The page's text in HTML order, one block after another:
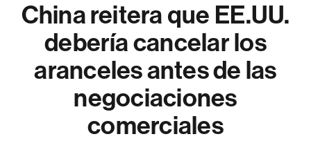
China reitera que EE.UU.
debería cancelar los
aranceles antes de las
negociaciones
comerciales